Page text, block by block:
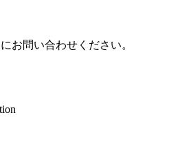
お問い合わせください。